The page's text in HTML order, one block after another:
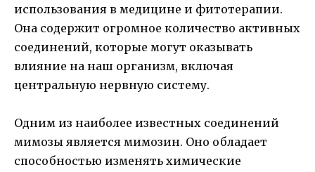
использования в медицине и фитотерапии.
Она содержит огромное количество активных
соединений, которые могут оказывать
влияние на наш организм, включая
центральную нервную систему.
Одним из наиболее известных соединений
мимозы является мимозин. Оно обладает
способностью изменять химические